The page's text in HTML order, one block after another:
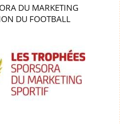
DU MARKETING
DU FOOTBALL